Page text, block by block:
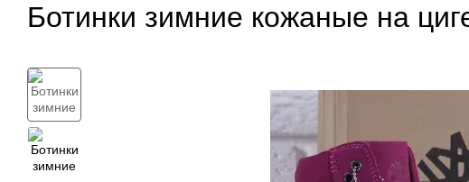
Ботинки зимние кожаные на